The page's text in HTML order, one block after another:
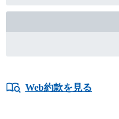
Web約款を見る